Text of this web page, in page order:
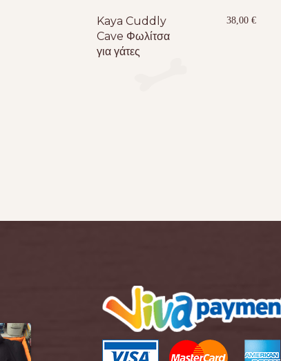
Kaya Cuddly
Cave Φωλίτσα
για γάτες
38,00€